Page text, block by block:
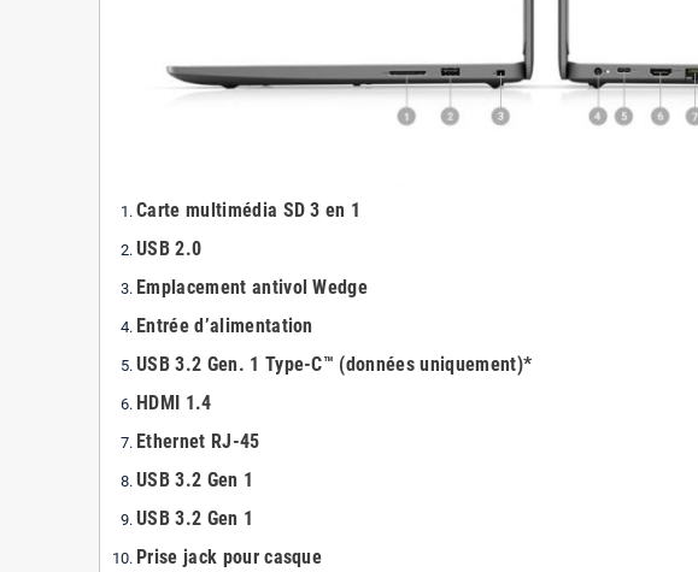
Carte multimédia SD 3 en 1
USB 2.0
Emplacement antivol Wedge
Entrée d’alimentation
USB 3.2 Gen. 1 Type-C™ (données uniquement)*
HDMI 1.4
Ethernet RJ-45
USB 3.2 Gen 1
USB 3.2 Gen 1
Prise jack pour casque